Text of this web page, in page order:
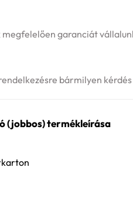
megfelelően garanciát
bármilyen
(jobbos) termékleírása